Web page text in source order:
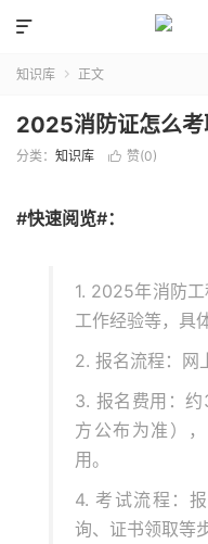

知识库  正文
2025消防证怎么考
分类： 知识库  赞(0)
#快速阅览#：
1. 2025年消防工
工作经验等，具
2. 报名流程：网
3. 报名费用：
方公布为准）
用。
4. 考试流程：
询、证书领取等